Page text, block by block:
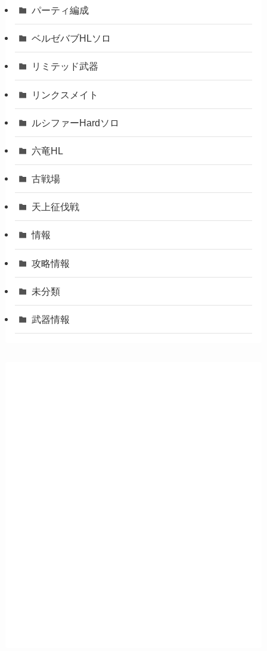
パーティ編成
ベルゼバブHLソロ
リミテッド武器
リンクスメイト
ルシファーHardソロ
六竜HL
古戦場
天上征伐戦
情報
攻略情報
未分類
武器情報